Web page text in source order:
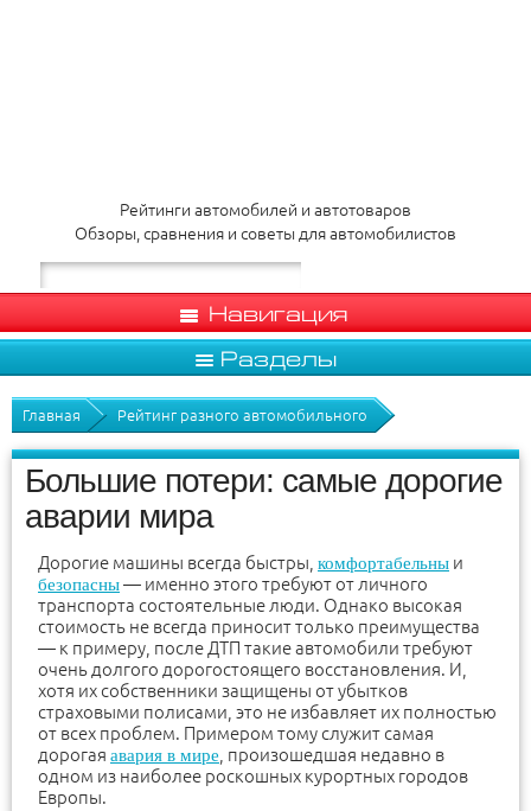
Рейтинги автомобилей и автотоваров
Обзоры, сравнения и советы для автомобилистов
Навигация
Разделы
Главная Рейтинг разного автомобильного
Большие потери: самые дорогие
аварии мира
Дорогие машины всегда быстры, комфортабельны и
безопасны— именно этого требуют от личного
транспорта состоятельные люди. Однако высокая
стоимость не всегда приносит только преимущества
— к примеру, после ДТП такие автомобили требуют
очень долгого дорогостоящего восстановления. И,
хотя их собственники защищены от убытков
страховыми полисами, это не избавляет их полностью
от всех проблем. Примером тому служит самая
дорогая авария в мире , произошедшая недавно в
одном из наиболее роскошных курортных городов
Европы.